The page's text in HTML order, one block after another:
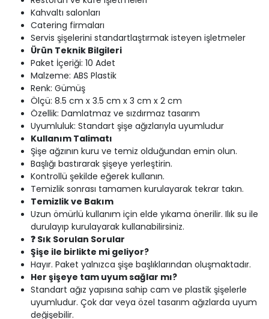
Kahvaltı salonları
Catering firmaları
Servis şişelerini standartlaştırmak isteyen işletmeler
Ürün Teknik Bilgileri
Paket İçeriği: 10 Adet
Malzeme: ABS Plastik
Renk: Gümüş
Ölçü: 8.5 cm x 3.5 cm x 3 cm x 2 cm
Özellik: Damlatmaz ve sızdırmaz tasarım
Uyumluluk: Standart şişe ağızlarıyla uyumludur
Kullanım Talimatı
Şişe ağzının kuru ve temiz olduğundan emin olun.
Başlığı bastırarak şişeye yerleştirin.
Kontrollü şekilde eğerek kullanın.
Temizlik sonrası tamamen kurulayarak tekrar takın.
Temizlik ve Bakım
Uzun ömürlü kullanım için elde yıkama önerilir. Ilık su ile
durulayıp kurulayarak kullanabilirsiniz.
❓ Sık Sorulan Sorular
Şişe ile birlikte mi geliyor?
Hayır. Paket yalnızca şişe başlıklarından oluşmaktadır.
Her şişeye tam uyum sağlar mı?
Standart ağız yapısına sahip cam ve plastik şişelerle
uyumludur. Çok dar veya özel tasarım ağızlarda uyum
değişebilir.